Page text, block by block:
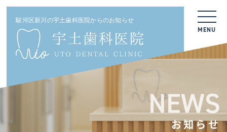
駿河区新川の宇土歯科医院からのお知らせ
MENU
NEWS
お知らせ